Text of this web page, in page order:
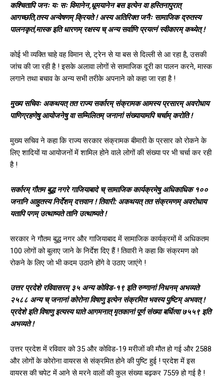
कश्चितापि जनः यः सः विमानेन,धूमयानेन बस इत्येन वा हस्तिनापुरात्
आगच्छति,तस्य अन्वेषणम् क्रियते ! अस्य अतिरिक्त जनैः सामाजिक द्रुतस्य
पालनकृतं,मास्क इति धारणम् रक्षस्य च् अन्य सर्वाणि प्रयत्नं स्वीकारम् कथ्येत् !
कोई भी व्यक्ति चाहे वह विमान से, ट्रेन से या बस से दिल्ली से आ रहा है, उसकी
जांच की जा रही है ! इसके अलावा लोगों से सामाजिक दूरी का पालन करने, मास्क
लगाने तथा बचाव के अन्य सभी तरीके अपनाने को कहा जा रहा है !
मुख्य सचिवः अकथयत् तत राज्य सर्कारम् संक्रामक आमस्य प्रसारम् अवरोधाय
पाणिग्रहणेषु आयोजनेषु वा सम्मिलितम् जनानां संख्यायामपि चर्चाम् करोति !
मुख्य सचिव ने कहा कि राज्य सरकार संक्रामक बीमारी के प्रसार को रोकने के
लिए शादियों या आयोजनों में शामिल होने वाले लोगों की संख्या पर भी चर्चा कर रही
है !
सर्कारम् गौतम बुद्ध नगरे गाजियाबादे च् सामाजिक कार्यक्रमेषु अधिकाधिक १००
जनानि आहुतस्य निर्देशम् दत्तवान ! तिवारी: अकथयत् तत संक्रमणम् अवरोधाय
यतापि पगम् उत्थाष्यते तानि उत्थाष्यते !
सरकार ने गौतम बुद्ध नगर और गाजियाबाद में सामाजिक कार्यक्रमों में अधिकतम
100 लोगों को बुलाए जाने के निर्देश दिए हैं ! तिवारी ने कहा कि संक्रमण को
रोकने के लिए जो भी कदम उठाने होंगे वे उठाए जाएंगे !
उत्तर प्रदेशे रविवासरम् ३५ अन्य कोविड-१९ इति रुग्णानां निधनम् अभव्यते
२५८८ अन्य च् जनानां कोरोना विषाणु इत्येन संक्रमित भवस्य पुष्टिम् अभवत् !
प्रदेशे इति विषाणु इत्यस्य घाते आगमनात् मृतकानां पूर्ण संख्या बर्धित्वा ७५५९ इति
अभव्यते !
उत्तर प्रदेश में रविवार को 35 और कोविड-19 मरीजों की मौत हो गई और 2588
और लोगों के कोरोना वायरस से संक्रमित होने की पुष्टि हुई ! प्रदेश में इस
वायरस की चपेट में आने से मरने वालों की कुल संख्या बढ़कर 7559 हो गई है !